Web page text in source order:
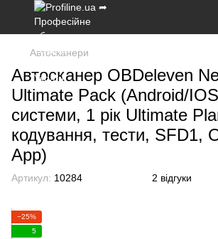
Автосканери
Автосканер OBDeleven
Ultimate Pack (Android/
системи, 1 рік Ultimate
кодування, тести, SFD1,
App)
Артикул: 10284 2 відгуки
−25%
5